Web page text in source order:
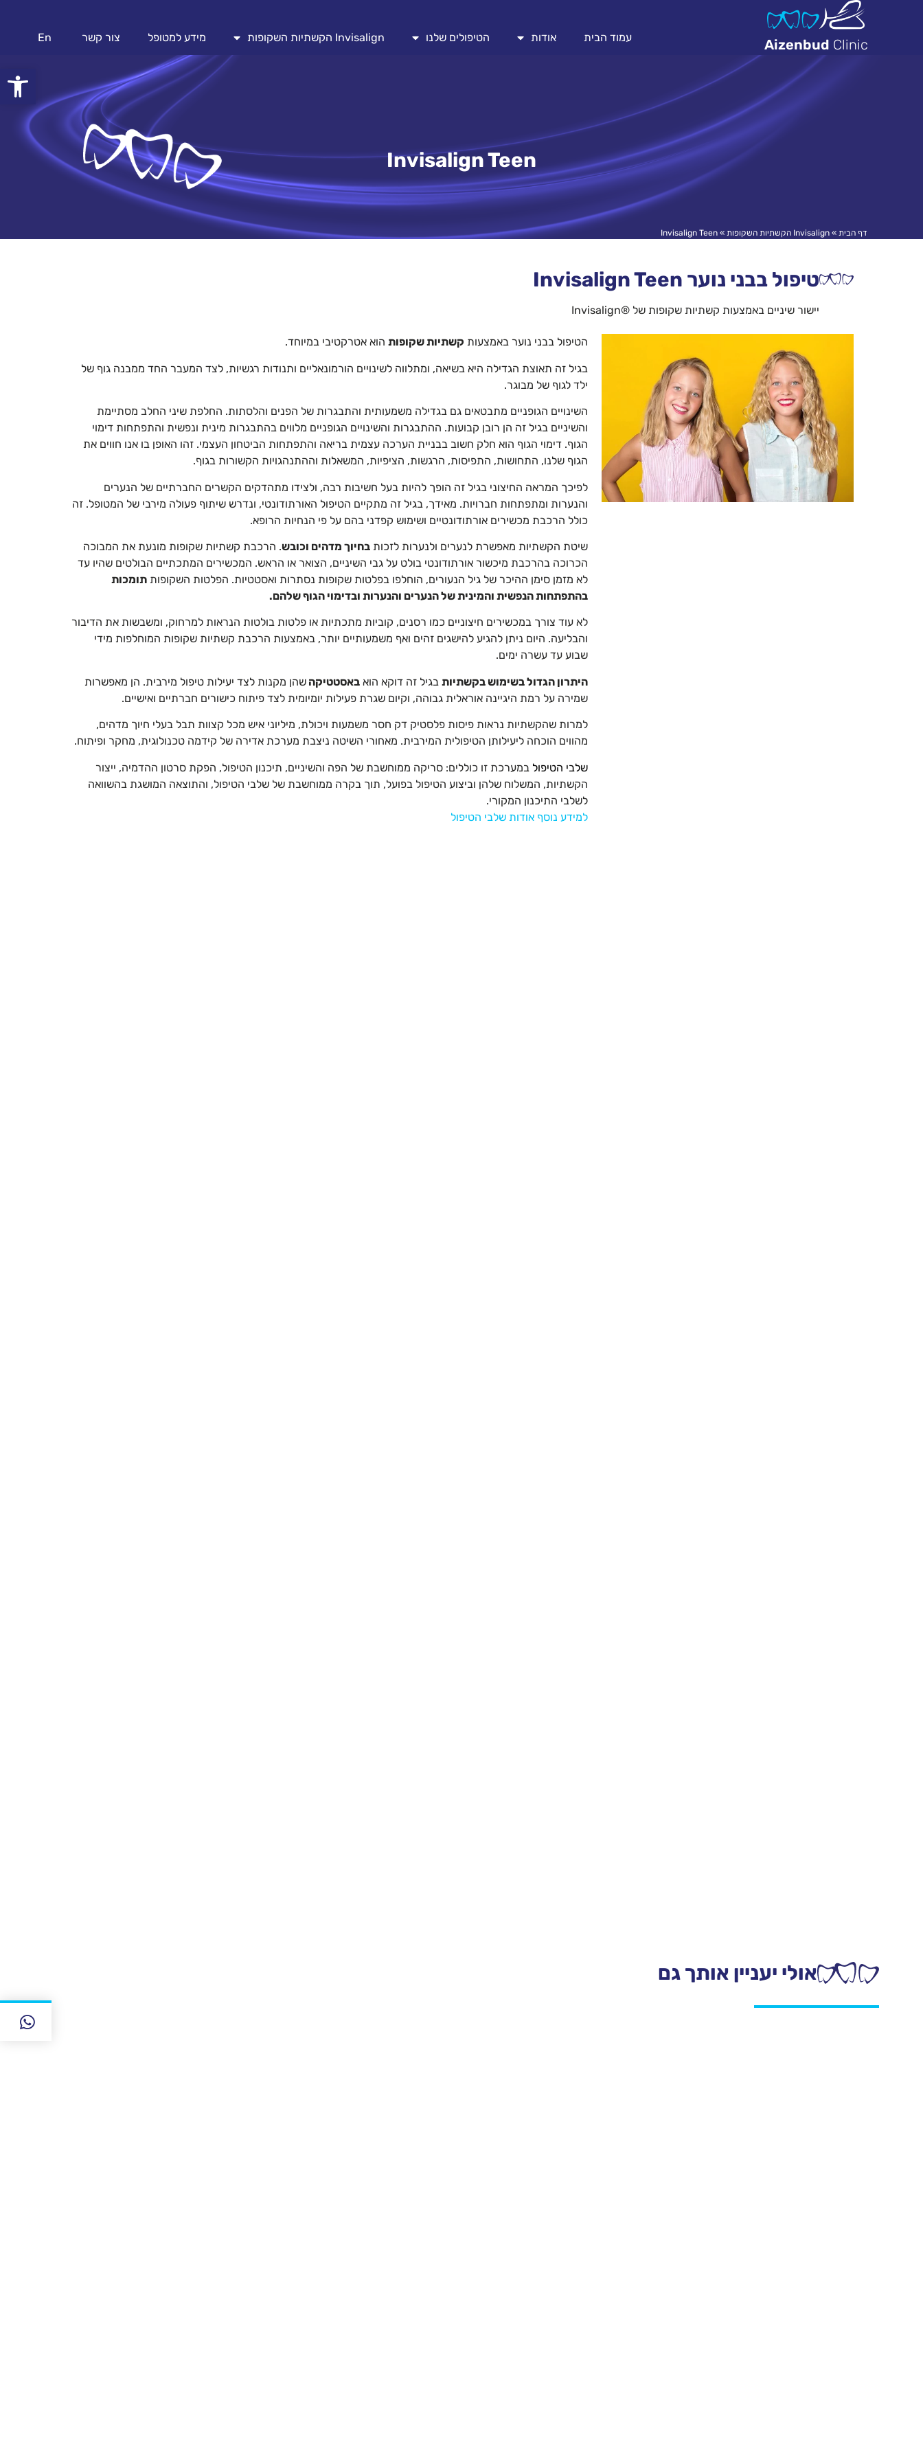
Aizenbud Clinic עמוד הבית אודות הטיפולים שלנו Invisalign הקשתיות השקופות מידע למטופל צור קשר
Invisalign Teen
דף הבית» Invisalign הקשתיות השקופות »
Invisalign Teen
טיפול בבני נוער Invisalign Teen
יישור שיניים באמצעות קשתיות שקופות של ®Invisalign
הטיפול בבני נוער באמצעות קשתיות שקופות הוא אטרקטיבי במיוחד.
בגיל זה תאוצת הגדילה היא בשיאה, ומתלווה לשינויים הורמונאליים ותנודות רגשיות, לצד המעבר החד ממבנה גוף של
ילד לגוף של מבוגר.
השינויים הגופניים מתבטאים גם בגדילה משמעותית והתבגרות של הפנים והלסתות. החלפת שיני החלב מסתיימת
והשיניים בגיל זה הן רובן קבועות. ההתבגרות והשינויים הגופניים מלווים בהתבגרות מינית ונפשית והתפתחות דימוי
הגוף. דימוי הגוף הוא חלק חשוב בבניית הערכה עצמית בריאה והתפתחות הביטחון העצמי. זהו האופן בו אנו חווים את
הגוף שלנו, התחושות, התפיסות, הרגשות, הציפיות, המשאלות וההתנהגויות הקשורות בגוף.
לפיכך המראה החיצוני בגיל זה הופך להיות בעל חשיבות רבה, ולצידו מתהדקים הקשרים החברתיים של הנערים
והנערות ומתפתחות חברויות. מאידך, בגיל זה מתקיים הטיפול האורתודונטי, ונדרש שיתוף פעולה מירבי של המטופל. זה
כולל הרכבת מכשירים אורתודונטיים ושימוש קפדני בהם על פי הנחיות הרופא.
שיטת הקשתיות מאפשרת לנערים ולנערות לזכותבחיוך מדהים וכובש. הרכבת קשתיות שקופות מונעת את המבוכה
הכרוכה בהרכבת מיכשור אורתודונטי בולט על גבי השיניים, הצואר או הראש. המכשירים המתכתיים הבולטים שהיו עד
לא מזמן סימן ההיכר של גיל הנעורים, הוחלפו בפלטות שקופות נסתרות ואסטטיות. הפלטות השקופותתומכות
בהתפתחות הנפשית והמינית של הנערים והנערות ובדימוי הגוף שלהם.
לא עוד צורך במכשירים חיצוניים כמו רסנים, קוביות מתכתיות או פלטות בולטות הנראות למרחוק, ומשבשות את הדיבור
והבליעה. היום ניתן להגיע להישגים זהים ואף משמעותיים יותר, באמצעות הרכבת קשתיות שקופות המוחלפות מידי
שבוע עד עשרה ימים.
היתרון הגדול בשימוש בקשתיות בגיל זה דוקא הואבאסטטיקהשהן מקנות לצד יעילות טיפול מירבית. הן מאפשרות
שמירה על רמת היגיינה אוראלית גבוהה, וקיום שגרת פעילות יומיומית לצד פיתוח כישורים חברתיים ואישיים.
למרות שהקשתיות נראות פיסות פלסטיק דק חסר משמעות ויכולת, מיליוני איש מכל קצוות תבל בעלי חיוך מדהים,
מהווים הוכחה ליעילותן הטיפולית המירבית. מאחורי השיטה ניצבת מערכת אדירה של קידמה טכנולוגית, מחקר ופיתוח.
שלבי הטיפול במערכת זו כוללים: סריקה ממוחשבת של הפה והשיניים, תיכנון הטיפול, הפקת סרטון ההדמיה, ייצור
הקשתיות, המשלוח שלהן וביצוע הטיפול בפועל, תוך בקרה ממוחשבת של שלבי הטיפול, והתוצאה המושגת בהשוואה
לשלבי התיכנון המקורי.
למידע נוסף אודות שלבי הטיפול
אולי יעניין אותך גם